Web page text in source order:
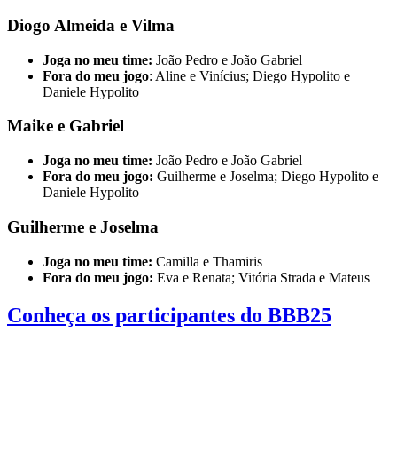
Diogo Almeida e Vilma
Joga no meu time: João Pedro e João Gabriel
Fora do meu jogo: Aline e Vinícius; Diego Hypolito e
Daniele Hypolito
Maike e Gabriel
Joga no meu time: João Pedro e João Gabriel
Fora do meu jogo: Guilherme e Joselma; Diego Hypolito e
Daniele Hypolito
Guilherme e Joselma
Joga no meu time: Camilla e Thamiris
Fora do meu jogo: Eva e Renata; Vitória Strada e Mateus
Conheça os participantes do BBB25